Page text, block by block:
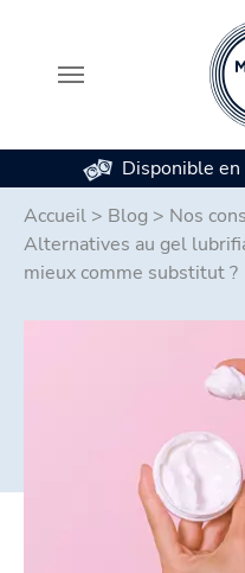
Disponible
Accueil > Blog > Nos
Alternatives au gel
mieux comme substitut ?